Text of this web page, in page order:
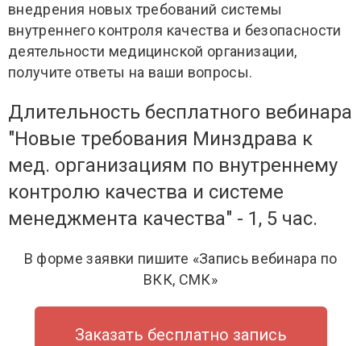
внедрения новых требований системы
внутреннего контроля качества и безопасности
деятельности медицинской организации,
получите ответы на ваши вопросы.
Длительность бесплатного вебинара
"Новые требования Минздрава к
мед. организациям по внутреннему
контролю качества и системе
менеджмента качества" - 1, 5 час.
В форме заявки пишите «Запись вебинара по
ВКК, СМК»
Заказать бесплатно запись